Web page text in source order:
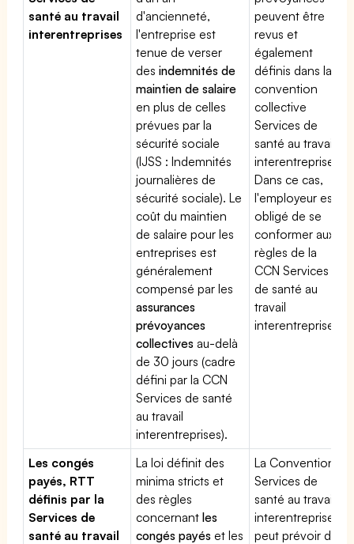
santé au travail
interentreprises
d'ancienneté,
l'entreprise est
tenue de verser
desindemnités de
maintien de salaire
en plus de celles
prévues par la
sécurité sociale
(IJSS : Indemnités
journalières de
sécurité sociale). Le
coût du maintien
de salaire pour les
entreprises est
généralement
compensé par les
assurances
prévoyances
collectives au-delà
de 30 jours (cadre
défini par la CCN
Services de santé
au travail
interentreprises).
peuvent être
revus et
également
définis dans la
convention
collective
Services de
santé au travail
interentreprises.
Dans ce cas,
l'employeur est
obligé de se
conformer aux
règles de la
CCN Services
de santé au
travail
interentreprises
Les congés
payés, RTT
définis par la
Services de
santé au travail
La loi définit des
minima stricts et
des règles
concernantles
congés payés et les
La Convention
Services de
santé au travail
interentreprises
peut prévoir de